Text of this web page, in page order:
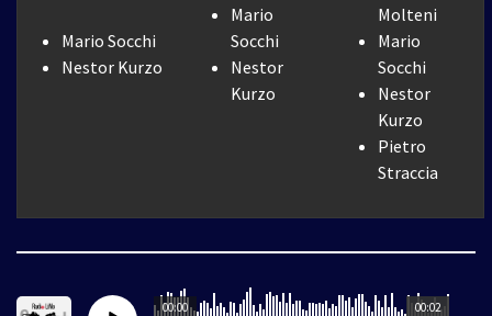
Mario Socchi
Nestor Kurzo
Mario
Socchi
Nestor
Kurzo
Molteni
Mario
Socchi
Nestor
Kurzo
Pietro
Straccia
00:02
00:00